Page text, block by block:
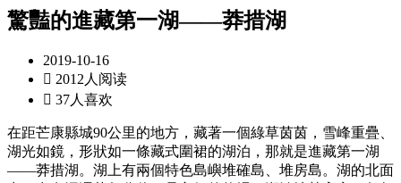
驚豔的進藏第一湖——莽措湖
2019-10-16
 2012人阅读
 37人喜欢
在距芒康縣城90公里的地方，藏著一個綠草茵茵，雪峰重疊、
湖光如鏡，形狀如一條藏式圍裙的湖泊，那就是進藏第一湖
——莽措湖。湖上有兩個特色島嶼堆確島、堆房島。湖的北面